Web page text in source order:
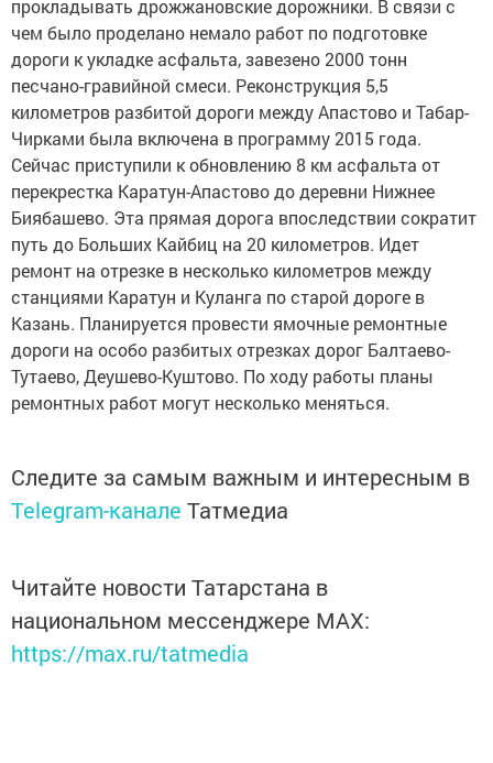
прокладывать дрожжановские дорожники. В связи с
чем было проделано немало работ по подготовке
дороги к укладке асфальта, завезено 2000 тонн
песчано-гравийной смеси. Реконструкция 5,5
километров разбитой дороги между Апастово и Табар-
Чирками была включена в программу 2015 года.
Сейчас приступили к обновлению 8 км асфальта от
перекрестка Каратун-Апастово до деревни Нижнее
Биябашево. Эта прямая дорога впоследствии сократит
путь до Больших Кайбиц на 20 километров. Идет
ремонт на отрезке в несколько километров между
станциями Каратун и Куланга по старой дороге в
Казань. Планируется провести ямочные ремонтные
дороги на особо разбитых отрезках дорог Балтаево-
Тутаево, Деушево-Куштово. По ходу работы планы
ремонтных работ могут несколько меняться.
Следите за самым важным и интересным в
Telegram-канале Татмедиа
Читайте новости Татарстана в
национальном мессенджере MАХ:
https://max.ru/tatmedia